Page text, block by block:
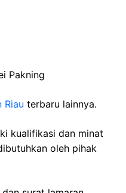
Pakning
Riau terbaru lainnya.
kualifikasi dan minat
oleh pihak